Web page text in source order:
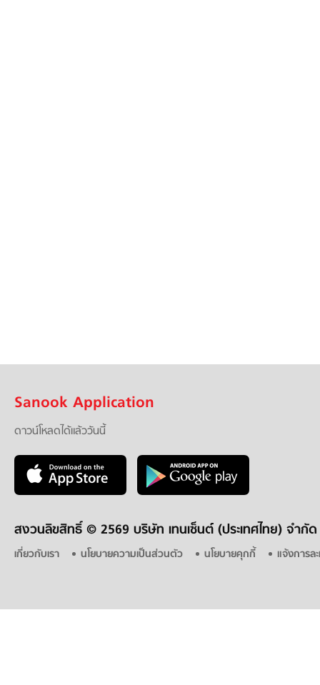
Sanook Application
ดาวน์โหลดได้แล้ววันนี้
สงวนลิขสิทธิ์ © 2569 บริษัท เทนเซ็นต์ (ประเทศไทย) จำกัด
เกี่ยวกับเรา นโยบายความเป็นส่วนตัว นโยบายคุกกี้ แจ้งการล